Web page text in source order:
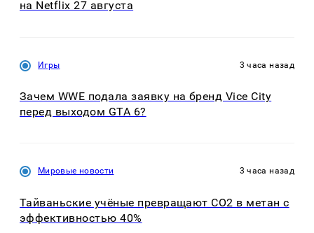
на Netflix 27 августа
Игры 3 часа назад
Зачем WWE подала заявку на бренд Vice City
перед выходом GTA 6?
Мировые новости 3 часа назад
Тайваньские учёные превращают CO2 в метан с
эффективностью 40%